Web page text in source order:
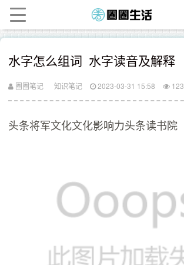
水字怎么组词 水字读音及解释
圈圈笔记 知识笔记 2023-03-31 15:58 123
头条将军文化文化影响力​头条读书院​